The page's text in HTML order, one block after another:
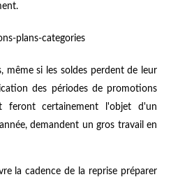
même si les soldes perdent de leur
des périodes de promotions
certainement l'objet d'un
demandent un gros travail en
la cadence de la reprise préparer